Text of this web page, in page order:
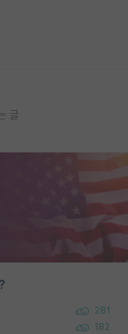
글
281
182